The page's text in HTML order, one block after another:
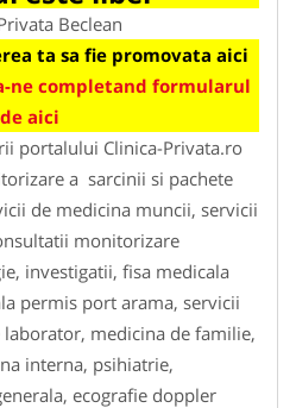
Beclean
ta sa fie promovata aici
ne completand formularul
de aici
portalului Clinica-Privata.ro
a sarcinii si pachete
de medicina muncii, servicii
monitorizare
investigatii, fisa medicala
permis port arama, servicii
laborator, medicina de familie,
interna, psihiatrie,
ecografie doppler